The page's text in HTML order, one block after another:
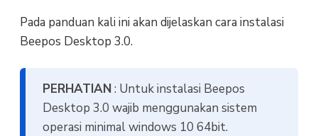
Pada panduan kali ini akan dijelaskan cara instalasi
Beepos Desktop 3.0.
PERHATIAN: Untuk instalasi Beepos
Desktop 3.0 wajib menggunakan sistem
operasi minimal windows 10 64bit.